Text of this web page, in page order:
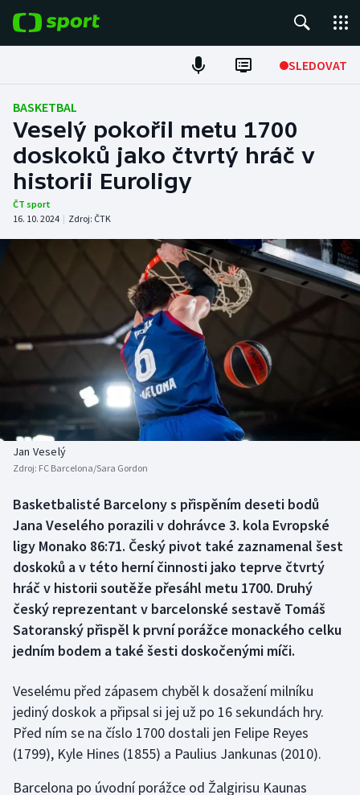
SLEDOVAT
Fotbal
Hokej
Tenis
Atletika
Americký fotbal
Baseball a softbal
Basketbal
Biatlon
Box
Curling
Dostihy
Florbal
Futsal
Golf
Gymnastika
NEPŘEHLÉDNĚTE
Historické návraty
Aplikace ČT sport
BASKETBAL
Veselý pokořil metu 1700
doskoků jako čtvrtý hráč v
historii Euroligy
ČT sport
16. 10. 2024 | Zdroj: ČTK
Jan Veselý
Zdroj: FC Barcelona/Sara Gordon
Basketbalisté Barcelony s přispěním deseti bodů
Jana Veselého porazili v dohrávce 3. kola Evropské
ligy Monako 86:71. Český pivot také zaznamenal šest
doskoků a v této herní činnosti jako teprve čtvrtý
hráč v historii soutěže přesáhl metu 1700. Druhý
český reprezentant v barcelonské sestavě Tomáš
Satoranský přispěl k první porážce monackého celku
jedním bodem a také šesti doskočenými míči.
Veselému před zápasem chyběl k dosažení milníku
jediný doskok a připsal si jej už po 16 sekundách hry.
Před ním se na číslo 1700 dostali jen Felipe Reyes
(1799), Kyle Hines (1855) a Paulius Jankunas (2010).
Barcelona po úvodní porážce od Žalgirisu Kaunas